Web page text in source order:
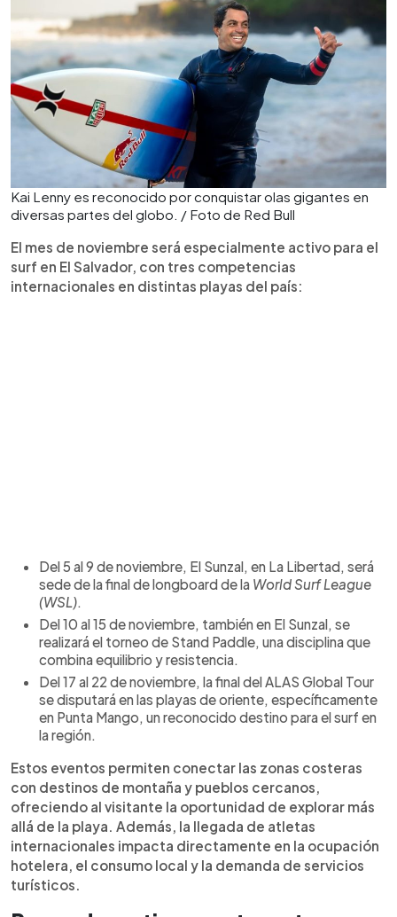
Kai Lenny es reconocido por conquistar olas gigantes en
diversas partes del globo. / Foto de Red Bull
El mes de noviembre será especialmente activo para el
surf en El Salvador, con tres competencias
internacionales en distintas playas del país:
Del 5 al 9 de noviembre, El Sunzal, en La Libertad, será
sede de la final de longboard de la World Surf League
(WSL).
Del 10 al 15 de noviembre, también en El Sunzal, se
realizará el torneo de Stand Paddle, una disciplina que
combina equilibrio y resistencia.
Del 17 al 22 de noviembre, la final del ALAS Global Tour
se disputará en las playas de oriente, específicamente
en Punta Mango, un reconocido destino para el surf en
la región.
Estos eventos permiten conectar las zonas costeras
con destinos de montaña y pueblos cercanos,
ofreciendo al visitante la oportunidad de explorar más
allá de la playa. Además, la llegada de atletas
internacionales impacta directamente en la ocupación
hotelera, el consumo local y la demanda de servicios
turísticos.